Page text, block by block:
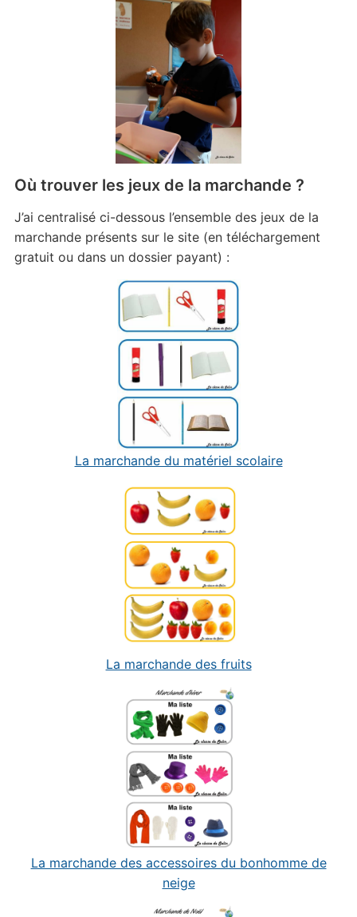
Où trouver les jeux de la marchande ?
J’ai centralisé ci-dessous l’ensemble des jeux de la
marchande présents sur le site (en téléchargement
gratuit ou dans un dossier payant) :
La marchande du matériel scolaire
La marchande des fruits
La marchande des accessoires du bonhomme de
neige